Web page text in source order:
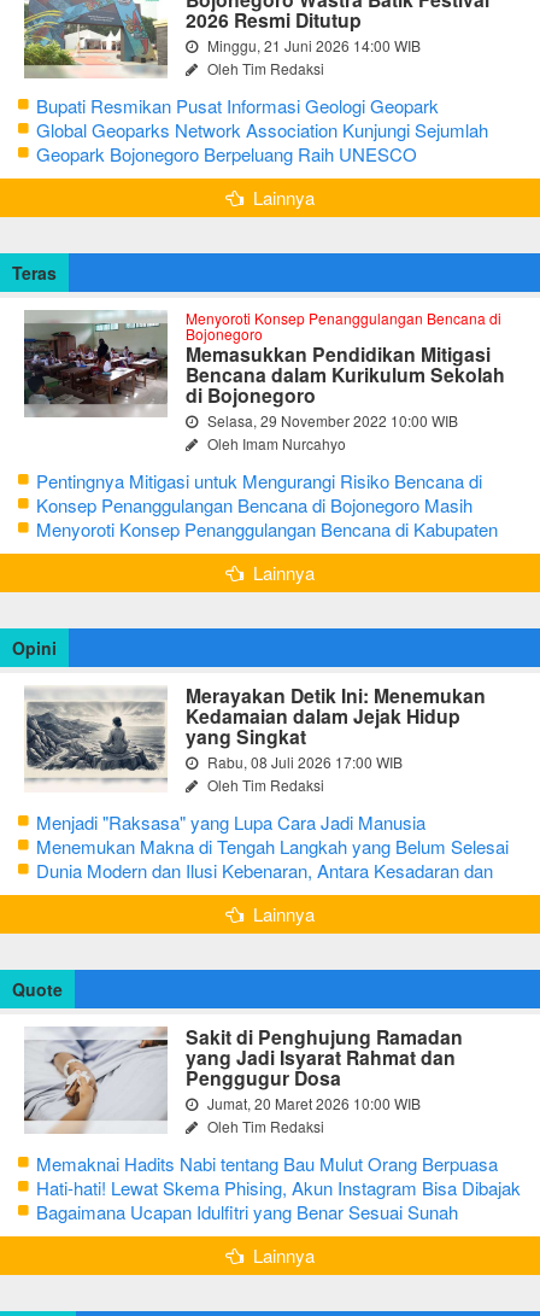
2026 Resmi Ditutup
Minggu, 21 Juni 2026 14:00 WIB
Oleh Tim Redaksi
Bupati Resmikan Pusat Informasi Geologi Geopark
Bojonegoro
Global Geoparks Network Association Kunjungi Sejumlah
Geosite di Bojonegoro
Geopark Bojonegoro Berpeluang Raih UNESCO
Global Geopark
Lainnya
Teras
Menyoroti Konsep Penanggulangan Bencana di
Bojonegoro
Memasukkan Pendidikan Mitigasi
Bencana dalam Kurikulum Sekolah
di Bojonegoro
Selasa, 29 November 2022 10:00 WIB
Oleh Imam Nurcahyo
Pentingnya Mitigasi untuk Mengurangi Risiko Bencana di
Bojonegoro
Konsep Penanggulangan Bencana di Bojonegoro Masih
Mengutamakan Tanggap Darurat
Menyoroti Konsep Penanggulangan Bencana di Kabupaten
Bojonegoro
Lainnya
Opini
Merayakan Detik Ini: Menemukan
Kedamaian dalam Jejak Hidup
yang Singkat
Rabu, 08 Juli 2026 17:00 WIB
Oleh Tim Redaksi
Menjadi "Raksasa" yang Lupa Cara Jadi Manusia
Menemukan Makna di Tengah Langkah yang Belum Selesai
Dunia Modern dan Ilusi Kebenaran, Antara Kesadaran dan
terjebak Tipu Daya
Lainnya
Quote
Sakit di Penghujung Ramadan
yang Jadi Isyarat Rahmat dan
Penggugur Dosa
Jumat, 20 Maret 2026 10:00 WIB
Oleh Tim Redaksi
Memaknai Hadits Nabi tentang Bau Mulut Orang Berpuasa
Secara Bijak Agar Tidak Menggangu
Hati-hati! Lewat Skema Phising, Akun Instagram Bisa Dibajak
Kurang dari 3 Menit
Bagaimana Ucapan Idulfitri yang Benar Sesuai Sunah
Rasulullah
Lainnya